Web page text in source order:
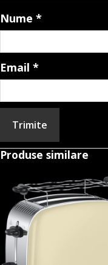
Nume *
Email *
Produse similare